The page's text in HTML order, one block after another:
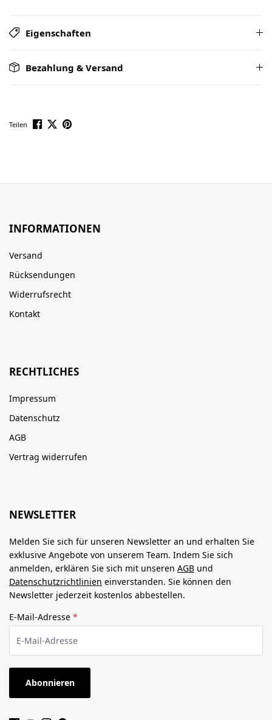
Eigenschaften
Bezahlung & Versand
Teilen
INFORMATIONEN
Versand
Rücksendungen
Widerrufsrecht
Kontakt
RECHTLICHES
Impressum
Datenschutz
AGB
Vertrag widerrufen
NEWSLETTER
Melden Sie sich für unseren Newsletter an und erhalten Sie
exklusive Angebote von unserem Team. Indem Sie sich
anmelden, erklären Sie sich mit unseren AGB und
Datenschutzrichtlinien einverstanden. Sie können den
Newsletter jederzeit kostenlos abbestellen.
E-Mail-Adresse *
Abonnieren